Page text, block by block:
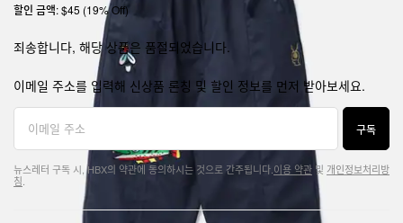
할인 금액: $45 (19% Off)
죄송합니다, 해당 상품은 품절되었습니다.
이메일 주소를 입력해 신상품 론칭 및 할인 정보를 먼저 받아보세요.
구독
뉴스레터 구독 시, HBX의 약관에 동의하시는 것으로 간주됩니다. 이용 약관 및 개인정보처리방
침